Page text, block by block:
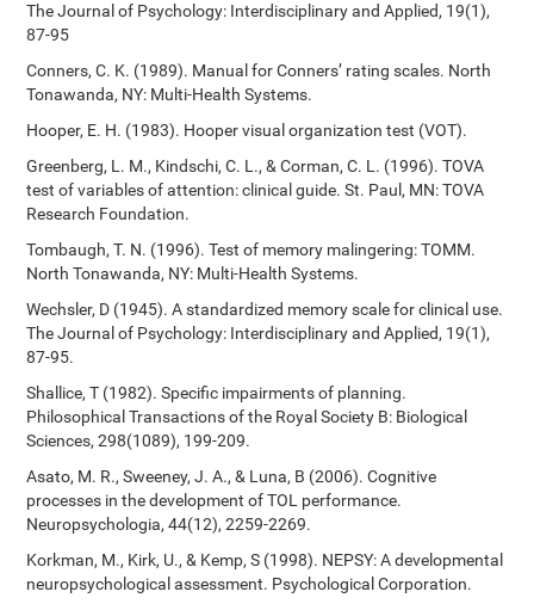
The Journal of Psychology: Interdisciplinary and Applied, 19(1),
87-95
Conners, C. K. (1989). Manual for Conners’ rating scales. North
Tonawanda, NY: Multi-Health Systems.
Hooper, E. H. (1983). Hooper visual organization test (VOT).
Greenberg, L. M., Kindschi, C. L., & Corman, C. L. (1996). TOVA
test of variables of attention: clinical guide. St. Paul, MN: TOVA
Research Foundation.
Tombaugh, T. N. (1996). Test of memory malingering: TOMM.
North Tonawanda, NY: Multi-Health Systems.
Wechsler, D (1945). A standardized memory scale for clinical use.
The Journal of Psychology: Interdisciplinary and Applied, 19(1),
87-95.
Shallice, T (1982). Specific impairments of planning.
Philosophical Transactions of the Royal Society B: Biological
Sciences, 298(1089), 199-209.
Asato, M. R., Sweeney, J. A., & Luna, B (2006). Cognitive
processes in the development of TOL performance.
Neuropsychologia, 44(12), 2259-2269.
Korkman, M., Kirk, U., & Kemp, S (1998). NEPSY: A developmental
neuropsychological assessment. Psychological Corporation.